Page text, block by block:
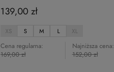
139,00 zł
Cena regularna:
169,00 zł
Najniższa cena:
152,00 zł
XS S M L XL